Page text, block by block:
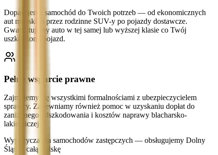
Dopasujemy samochód do Twoich potrzeb — od ekonomicznych
aut miejskich przez rodzinne SUV-y po pojazdy dostawcze.
Gwarantujemy auto w tej samej lub wyższej klasie co Twój
uszkodzony pojazd.
Pełne wsparcie prawne
Zajmujemy się wszystkimi formalnościami z ubezpieczycielem
sprawcy. Zapewniamy również pomoc w uzyskaniu dopłat do
zaniżonego odszkodowania i kosztów naprawy blacharsko-
lakierniczej.
Wypożyczalnia samochodów zastępczych — obsługujemy Dolny
Śląsk i całą Polskę